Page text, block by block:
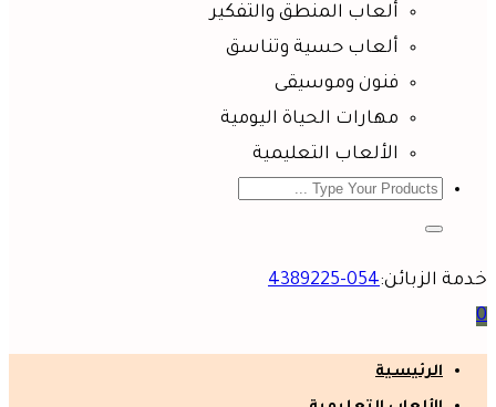
ألعاب المنطق والتفكير
ألعاب حسية وتناسق
فنون وموسيقى
مهارات الحياة اليومية
الألعاب التعليمية
خدمة الزبائن:054-4389225
0
الرئيسية